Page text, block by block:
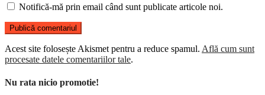
Notifică-mă prin email când sunt publicate articole noi.
Acest site folosește Akismet pentru a reduce spamul. Află cum sunt
procesate datele comentariilor tale.
Nu rata nicio promotie!